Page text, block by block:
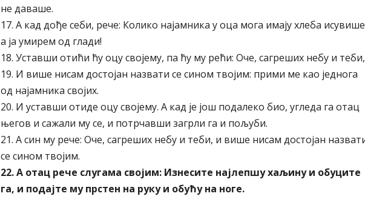
не даваше.
17. А кад дође себи, рече: Колико најамника у оца мога имају хлеба
а ја умирем од глади!
18. Уставши отићи ћу оцу својему, па ћу му рећи: Оче, сагреших небу и теби,
19. И више нисам достојан назвати се сином твојим: прими ме као једнога
од најамника својих.
20. И уставши отиде оцу својему. А кад је још подалеко био, угледа га отац
његов и сажали му се, и потрчавши загрли га и пољуби.
21. А син му рече: Оче, сагреших небу и теби, и више нисам достојан
се сином твојим.
22. А отац рече слугама својим: Изнесите најлепшу хаљину и обуците
га, и подајте му прстен на руку и обућу на ноге.